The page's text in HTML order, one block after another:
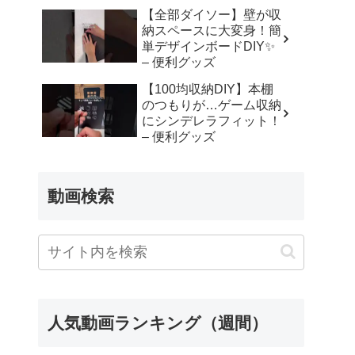
【全部ダイソー】壁が収
納スペースに大変身！簡
単デザインボードDIY✨
– 便利グッズ
【100均収納DIY】本棚
のつもりが…ゲーム収納
にシンデレラフィット！
– 便利グッズ
動画検索
人気動画ランキング（週間）